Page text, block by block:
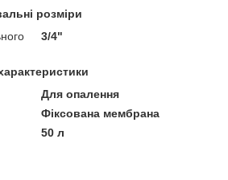
розміри
3/4"
Для опалення
Фіксована мембрана
50 л